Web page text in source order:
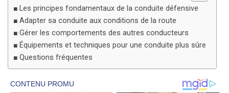
Les principes fondamentaux de la conduite défensive
Adapter sa conduite aux conditions de la route
Gérer les comportements des autres conducteurs
Équipements et techniques pour une conduite plus sûre
Questions fréquentes